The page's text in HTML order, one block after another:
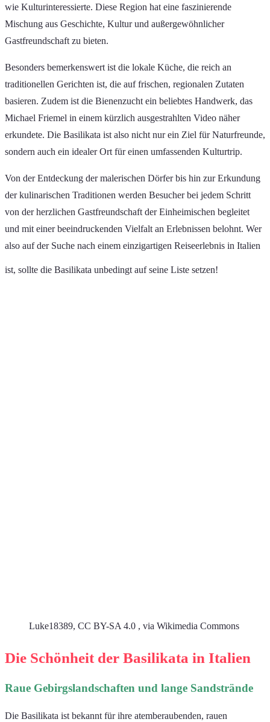
wie Kulturinteressierte. Diese Region hat eine faszinierende
Mischung aus Geschichte, Kultur und außergewöhnlicher
Gastfreundschaft zu bieten.
Besonders bemerkenswert ist die lokale Küche, die reich an
traditionellen Gerichten ist, die auf frischen, regionalen Zutaten
basieren. Zudem ist die Bienenzucht ein beliebtes Handwerk, das
Michael Friemel in einem kürzlich ausgestrahlten Video näher
erkundete. Die Basilikata ist also nicht nur ein Ziel für Naturfreunde,
sondern auch ein idealer Ort für einen umfassenden Kulturtrip.
Von der Entdeckung der malerischen Dörfer bis hin zur Erkundung
der kulinarischen Traditionen werden Besucher bei jedem Schritt
von der herzlichen Gastfreundschaft der Einheimischen begleitet
und mit einer beeindruckenden Vielfalt an Erlebnissen belohnt. Wer
also auf der Suche nach einem einzigartigen Reiseerlebnis in Italien
ist, sollte die Basilikata unbedingt auf seine Liste setzen!
Luke18389, CC BY-SA 4.0 , via Wikimedia Commons
Die Schönheit der Basilikata in Italien
Raue Gebirgslandschaften und lange Sandstrände
Die Basilikata ist bekannt für ihre atemberaubenden, rauen